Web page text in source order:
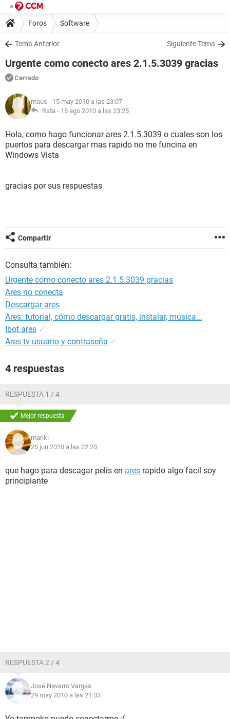
Foros Software
Tema Anterior Siguiente Tema
Urgente como conecto ares 2.1.5.3039 gracias
Cerrado
maus - 15 may 2010 a las 23:07
Rata - 15 ago 2010 a las 23:25
Hola, como hago funcionar ares 2.1.5.3039 o cuales son los
puertos para descargar mas rapido no me funcina en
Windows Vista
gracias por sus respuestas
Compartir
Consulta también:
Urgente como conecto ares 2.1.5.3039 gracias
Ares no conecta
Descargar ares
Ares: tutorial, cómo descargar gratis, instalar, música...
Ibot ares ✓
Ares tv usuario y contraseña ✓
4 respuestas
RESPUESTA 1 / 4
Mejor respuesta
mariki
25 jun 2010 a las 22:20
que hago para descagar pelis en ares rapido algo facil soy
principiante
RESPUESTA 2 / 4
José Navarro Vargas
29 may 2010 a las 21:03